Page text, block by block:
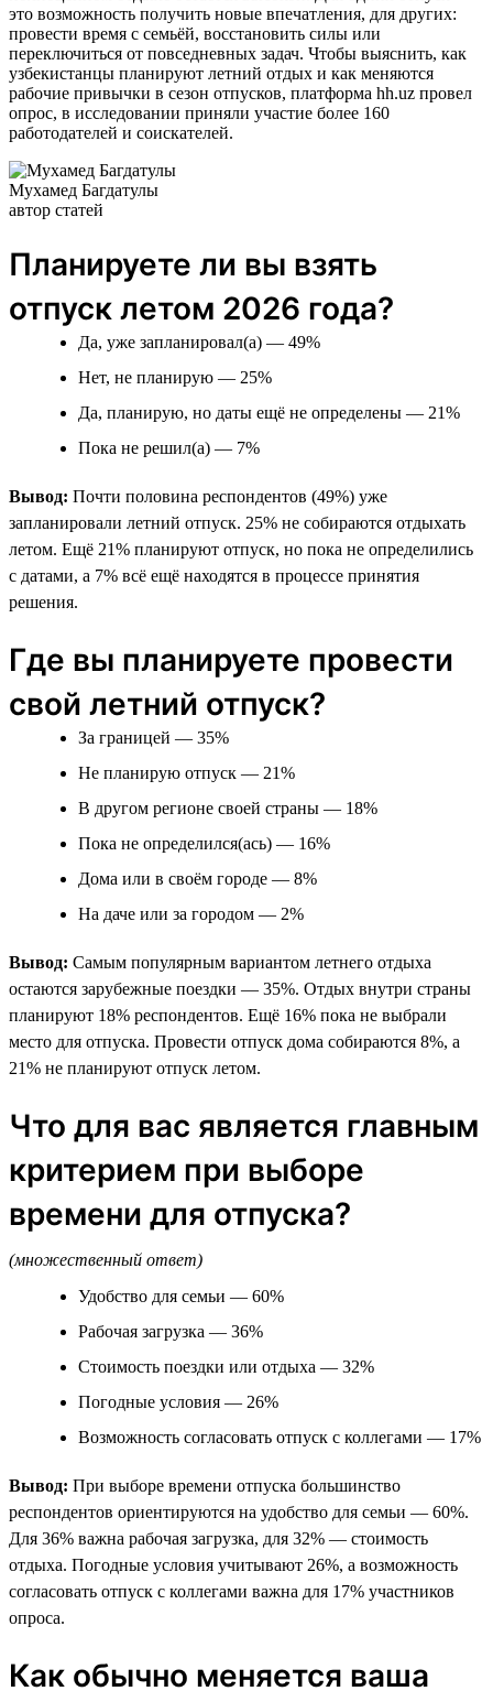
это возможность получить новые впечатления, для других:
провести время с семьёй, восстановить силы или
переключиться от повседневных задач. Чтобы выяснить, как
узбекистанцы планируют летний отдых и как меняются
рабочие привычки в сезон отпусков, платформа hh.uz провел
опрос, в исследовании приняли участие более 160
работодателей и соискателей.
Мухамед Багдатулы
автор статей
Планируете ли вы взять
отпуск летом 2026 года?
Да, уже запланировал(а) — 49%
Нет, не планирую — 25%
Да, планирую, но даты ещё не определены — 21%
Пока не решил(а) — 7%
Вывод: Почти половина респондентов (49%) уже
запланировали летний отпуск. 25% не собираются отдыхать
летом. Ещё 21% планируют отпуск, но пока не определились
с датами, а 7% всё ещё находятся в процессе принятия
решения.
Где вы планируете провести
свой летний отпуск?
За границей — 35%
Не планирую отпуск — 21%
В другом регионе своей страны — 18%
Пока не определился(ась) — 16%
Дома или в своём городе — 8%
На даче или за городом — 2%
Вывод: Самым популярным вариантом летнего отдыха
остаются зарубежные поездки — 35%. Отдых внутри страны
планируют 18% респондентов. Ещё 16% пока не выбрали
место для отпуска. Провести отпуск дома собираются 8%, а
21% не планируют отпуск летом.
Что для вас является главным
критерием при выборе
времени для отпуска?
(множественный ответ)
Удобство для семьи — 60%
Рабочая загрузка — 36%
Стоимость поездки или отдыха — 32%
Погодные условия — 26%
Возможность согласовать отпуск с коллегами — 17%
Вывод: При выборе времени отпуска большинство
респондентов ориентируются на удобство для семьи — 60%.
Для 36% важна рабочая загрузка, для 32% — стоимость
отдыха. Погодные условия учитывают 26%, а возможность
согласовать отпуск с коллегами важна для 17% участников
опроса.
Как обычно меняется ваша